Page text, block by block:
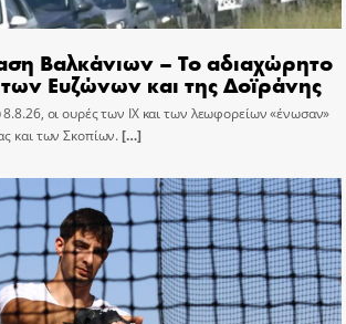
Βαλκάνιων – Το αδιαχώρητο
Ευζώνων και της Δοϊράνης
οι ουρές των ΙΧ και των λεωφορείων «ένωσαν»
και των Σκοπίων.[…]